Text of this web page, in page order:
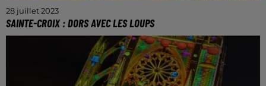
28 juillet 2023
SAINTE-CROIX : DORS AVEC LES LOUPS
Le Parc Animalier annonce l'ouverture de 4 nouveaux